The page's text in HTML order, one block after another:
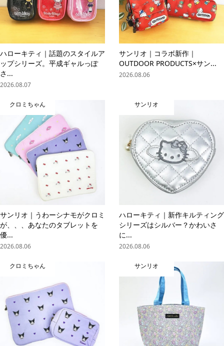
ハローキティ｜話題のスタイルア
ップシリーズ。平成ギャルっぽ
さ...
2026.08.07
サンリオ｜コラボ新作｜
OUTDOOR PRODUCTS×サン...
2026.08.06
クロミちゃん
サンリオ｜うわーシナモがクロミ
が、、、あなたのタブレットを
優...
2026.08.06
サンリオ
ハローキティ｜新作キルティング
シリーズはシルバー？かわいさ
に...
2026.08.06
クロミちゃん サンリオ